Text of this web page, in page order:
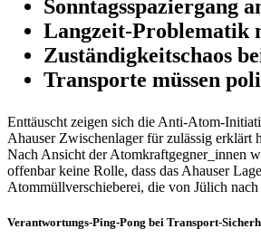
Sonntagsspaziergang
Langzeit-Problematik
Zuständigkeitschaos
Transporte müssen
Enttäuscht zeigen sich die Anti-Atom-
Ahauser Zwischenlager für zulässig erklärt
Nach Ansicht der Atomkraftgegner_innen
offenbar keine Rolle, dass das Ahauser
Atommüllverschieberei, die von Jülich
Verantwortungs-Ping-Pong bei Transport-